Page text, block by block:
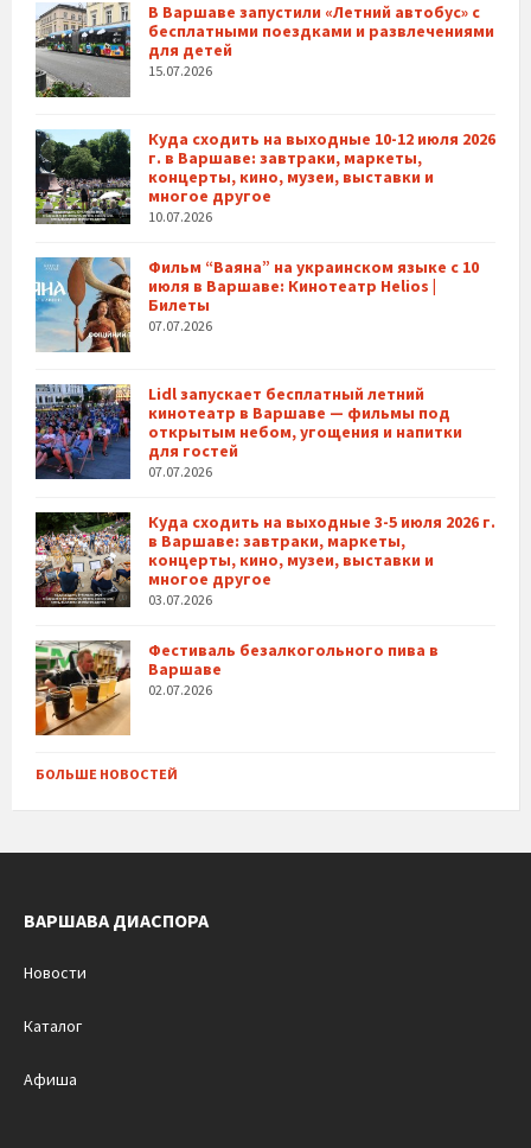
В Варшаве запустили «Летний автобус» с
бесплатными поездками и развлечениями
для детей
15.07.2026
Куда сходить на выходные 10-12 июля 2026
г. в Варшаве: завтраки, маркеты,
концерты, кино, музеи, выставки и
многое другое
10.07.2026
Фильм “Ваяна” на украинском языке с 10
июля в Варшаве: Кинотеатр Helios |
Билеты
07.07.2026
Lidl запускает бесплатный летний
кинотеатр в Варшаве — фильмы под
открытым небом, угощения и напитки
для гостей
07.07.2026
Куда сходить на выходные 3-5 июля 2026 г.
в Варшаве: завтраки, маркеты,
концерты, кино, музеи, выставки и
многое другое
03.07.2026
Фестиваль безалкогольного пива в
Варшаве
02.07.2026
БОЛЬШЕ НОВОСТЕЙ
ВАРШАВА ДИАСПОРА
Новости
Каталог
Афиша